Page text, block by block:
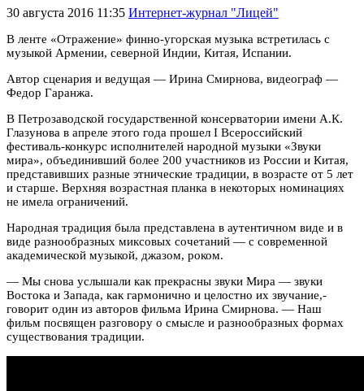
30 августа 2016 11:35 Интернет-журнал "Лицей"
В ленте «Отражение» финно-угорская музыка встретилась с
музыкой Армении, северной Индии, Китая, Испании.
Автор сценария и ведущая — Ирина Смирнова, видеограф —
Федор Гаранжа.
В Петрозаводской государственной консерватории имени А.К.
Глазунова в апреле этого года прошел I Всероссийский
фестиваль-конкурс исполнителей народной музыки «Звуки
мира», объединивший более 200 участников из России и Китая,
представивших разные этнические традиции, в возрасте от 5 лет
и старше. Верхняя возрастная планка в некоторых номинациях
не имела ограничений.
Народная традиция была представлена в аутентичном виде и в
виде разнообразных миксовых сочетаний — с современной
академической музыкой, джазом, роком.
— Мы снова услышали как прекрасны звуки Мира — звуки
Востока и Запада, как гармонично и целостно их звучание,-
говорит один из авторов фильма Ирина Смирнова. — Наш
фильм посвящен разговору о смысле и разнообразных формах
существования традиции.